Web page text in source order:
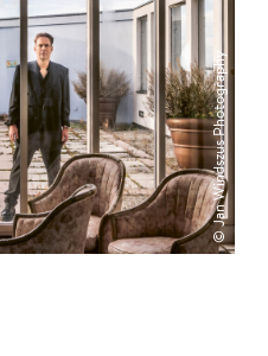
© Jan Windszus Photography